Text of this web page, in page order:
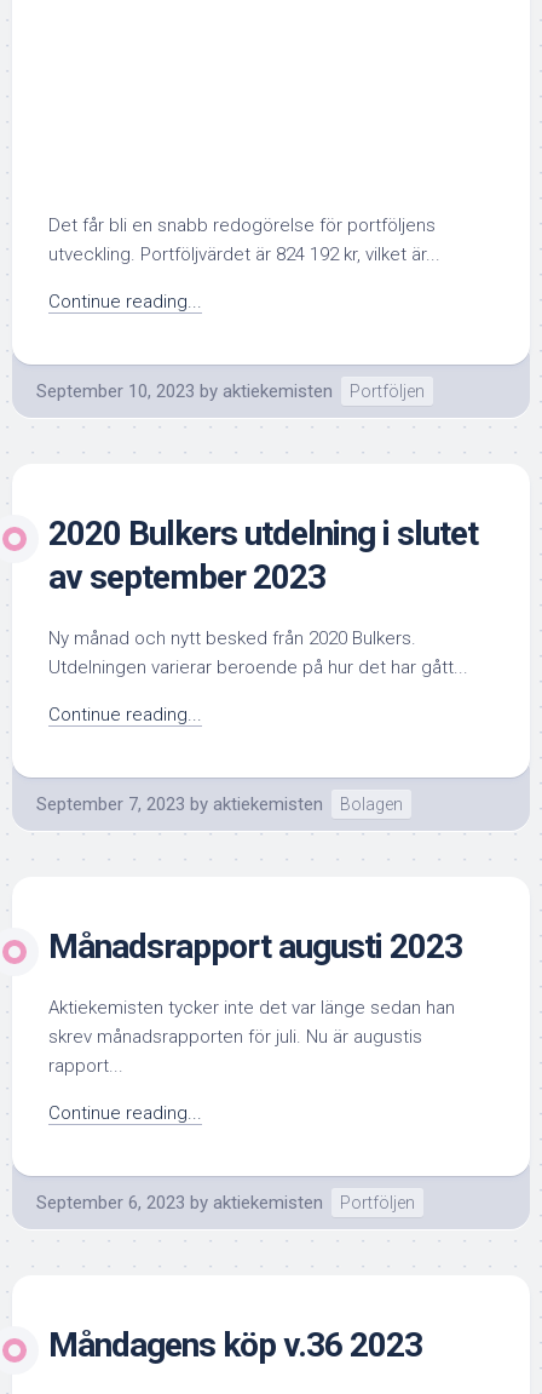
Det får bli en snabb redogörelse för portföljens
utveckling. Portföljvärdet är 824 192 kr, vilket är...
Continue reading...
September 10, 2023 by aktiekemisten Portföljen
2020 Bulkers utdelning i slutet
av september 2023
Ny månad och nytt besked från 2020 Bulkers.
Utdelningen varierar beroende på hur det har gått...
Continue reading...
September 7, 2023 by aktiekemisten Bolagen
Månadsrapport augusti 2023
Aktiekemisten tycker inte det var länge sedan han
skrev månadsrapporten för juli. Nu är augustis
rapport...
Continue reading...
September 6, 2023 by aktiekemisten Portföljen
Måndagens köp v.36 2023